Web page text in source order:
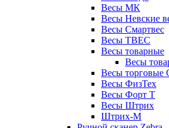
Весы МК
Весы Невские
Весы Смартвес
Весы ТВЕС
Весы товарные
Весы
Весы торговые
Весы ФизТех
Весы Форт Т
Весы Штрих
Штрих-М